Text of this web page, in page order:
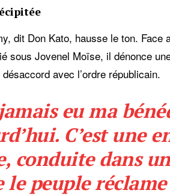
dit Don Kato, hausse le ton. Face
sous Jovenel Moïse, il dénonce
avec l’ordre républicain.
eu ma
C’est une
conduite dans
le peuple